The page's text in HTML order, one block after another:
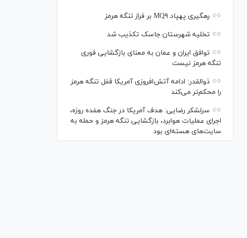
رهگیری پهپاد MQ۹ بر فراز تنگه هرمز
تخلیه شهرستان جاسک تکذیب شد
توافق ایران و عمان به معنای بازگشایی فوری
تنگه هرمز نیست
ذوالقدر: ادامه آتش‌افروزی آمریکا قفل تنگه هرمز
را محکم‌تر می‌کند
سرلشکر رضایی: هدف آمریکا در جنگ هفده روزه،
اجرای عملیات هوابرد، بازگشایی تنگه هرمز و حمله به
سایت‌های هسته‌ای بود